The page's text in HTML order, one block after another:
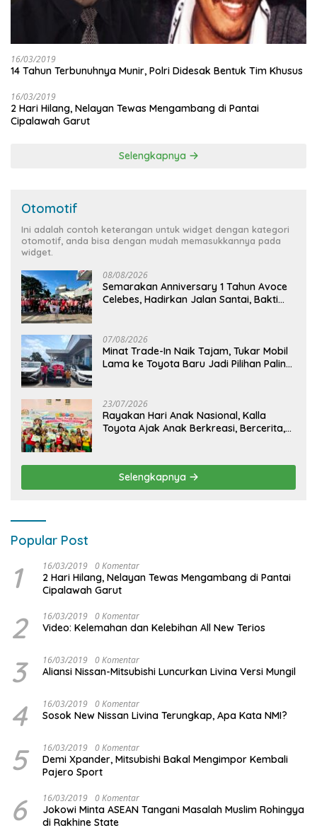
16/03/2019
14 Tahun Terbunuhnya Munir, Polri Didesak Bentuk Tim Khusus
16/03/2019
2 Hari Hilang, Nelayan Tewas Mengambang di Pantai
Cipalawah Garut
Selengkapnya
Otomotif
Ini adalah contoh keterangan untuk widget dengan kategori
otomotif, anda bisa dengan mudah memasukkannya pada
widget.
08/08/2026
Semarakan Anniversary 1 Tahun Avoce
Celebes, Hadirkan Jalan Santai, Bakti
07/08/2026
Minat Trade-In Naik Tajam, Tukar Mobil
Lama ke Toyota Baru Jadi Pilihan Paling
23/07/2026
Rayakan Hari Anak Nasional, Kalla
Toyota Ajak Anak Berkreasi, Bercerita,
Selengkapnya
Popular Post
1 16/03/2019 0 Komentar
2 Hari Hilang, Nelayan Tewas Mengambang di Pantai
Cipalawah Garut
2 16/03/2019 0 Komentar
Video: Kelemahan dan Kelebihan All New Terios
3 16/03/2019 0 Komentar
Aliansi Nissan-Mitsubishi Luncurkan Livina Versi Mungil
4 16/03/2019 0 Komentar
Sosok New Nissan Livina Terungkap, Apa Kata NMI?
5 16/03/2019 0 Komentar
Demi Xpander, Mitsubishi Bakal Mengimpor Kembali
Pajero Sport
6 16/03/2019 0 Komentar
Jokowi Minta ASEAN Tangani Masalah Muslim Rohingya
di Rakhine State